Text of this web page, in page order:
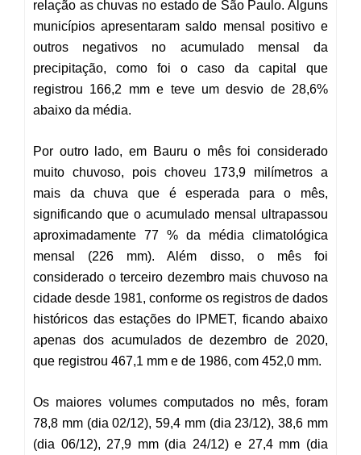
Estações do Ano
relação as chuvas no estado de São Paulo. Alguns
municípios apresentaram saldo mensal positivo e
outros negativos no acumulado mensal da
precipitação, como foi o caso da capital que
registrou 166,2 mm e teve um desvio de 28,6%
abaixo da média.
Por outro lado, em Bauru o mês foi considerado
muito chuvoso, pois choveu 173,9 milímetros a
mais da chuva que é esperada para o mês,
significando que o acumulado mensal ultrapassou
aproximadamente 77 % da média climatológica
mensal (226 mm). Além disso, o mês foi
considerado o terceiro dezembro mais chuvoso na
cidade desde 1981, conforme os registros de dados
históricos das estações do IPMET, ficando abaixo
apenas dos acumulados de dezembro de 2020,
que registrou 467,1 mm e de 1986, com 452,0 mm.
Os maiores volumes computados no mês, foram
78,8 mm (dia 02/12), 59,4 mm (dia 23/12), 38,6 mm
(dia 06/12), 27,9 mm (dia 24/12) e 27,4 mm (dia